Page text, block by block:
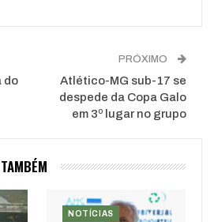
do
PRÓXIMO
Atlético-MG sub-17 se
despede da Copa Galo
em 3º lugar no grupo
NOTÍCIAS